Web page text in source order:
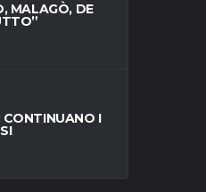
MALAGÒ, DE
CONTINUANO I